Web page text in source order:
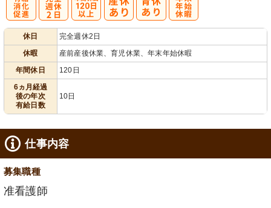
休日
完全週休2日
休暇
産前産後休業、育児休業、年末年始休暇
年間休日
120日
6ヵ月経過
後の年次
有給日数
10日
仕事内容
募集職種
准看護師